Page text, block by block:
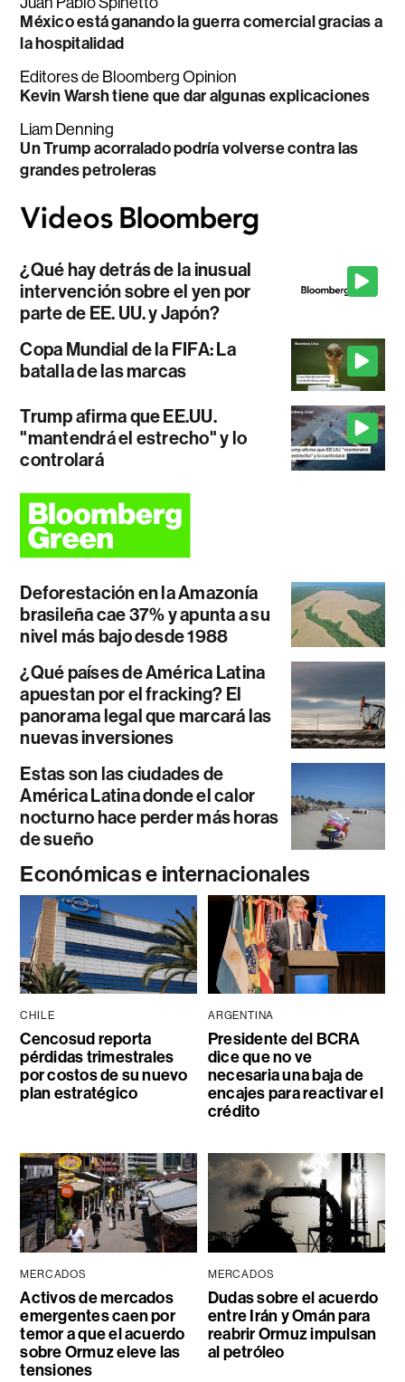
México está ganando la guerra comercial gracias a
la hospitalidad
Editores de Bloomberg Opinion
Kevin Warsh tiene que dar algunas explicaciones
Liam Denning
Un Trump acorralado podría volverse contra las
grandes petroleras
¿Qué hay detrás de la inusual
intervención sobre el yen por
parte de EE. UU. y Japón?
Copa Mundial de la FIFA: La
batalla de las marcas
Trump afirma que EE.UU.
"mantendrá el estrecho" y lo
controlará
Deforestación en la Amazonía
brasileña cae 37% y apunta a su
nivel más bajo desde 1988
¿Qué países de América Latina
apuestan por el fracking? El
panorama legal que marcará las
nuevas inversiones
Estas son las ciudades de
América Latina donde el calor
nocturno hace perder más horas
de sueño
Económicas e internacionales
CHILE
Cencosud reporta
pérdidas trimestrales
por costos de su nuevo
plan estratégico
ARGENTINA
Presidente del BCRA
dice que no ve
necesaria una baja de
encajes para reactivar el
crédito
MERCADOS
Activos de mercados
emergentes caen por
temor a que el acuerdo
sobre Ormuz eleve las
tensiones
MERCADOS
Dudas sobre el acuerdo
entre Irán y Omán para
reabrir Ormuz impulsan
al petróleo